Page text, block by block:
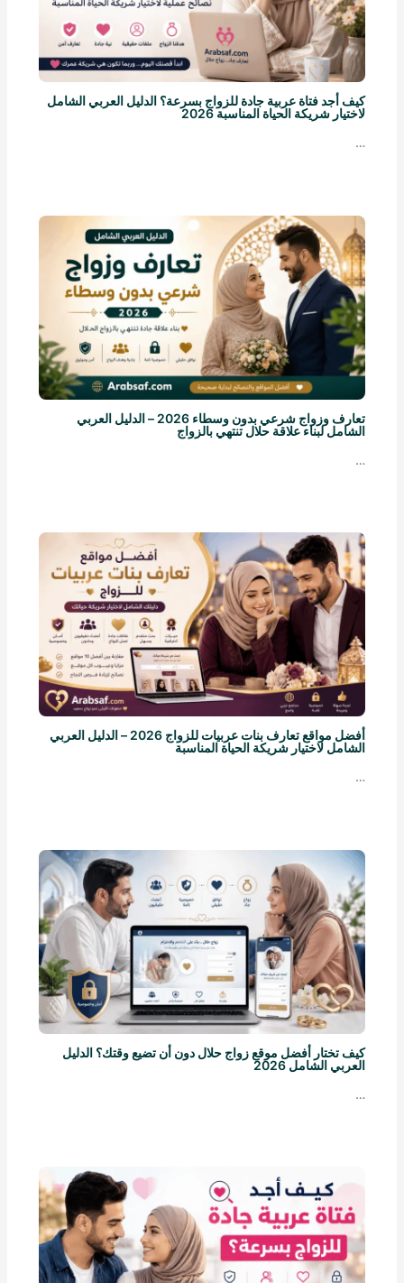
كيف أجد فتاة عربية جادة للزواج بسرعة؟ الدليل العربي الشامل
لاختيار شريكة الحياة المناسبة 2026
…
تعارف وزواج شرعي بدون وسطاء 2026 – الدليل العربي
الشامل لبناء علاقة حلال تنتهي بالزواج
…
أفضل مواقع تعارف بنات عربيات للزواج 2026 – الدليل العربي
الشامل لاختيار شريكة الحياة المناسبة
…
كيف تختار أفضل موقع زواج حلال دون أن تضيع وقتك؟ الدليل
العربي الشامل 2026
…